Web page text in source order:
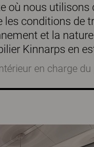
où nous utilisons
conditions de
et la
Kinnarps en
en charge